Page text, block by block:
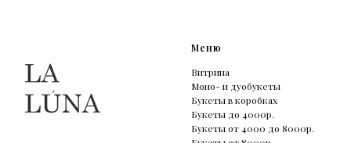
Меню
Витрина
Моно- и дуобукеты
Букеты в коробках
Букеты до 4000р.
Букеты от 4000 до 8000р.